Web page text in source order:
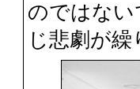
のではな
じ悲劇が